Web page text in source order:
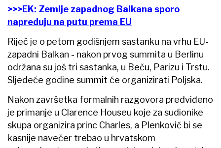
>>>EK: Zemlje zapadnog Balkana sporo
napreduju na putu prema EU
Riječ je o petom godišnjem sastanku na vrhu EU-
zapadni Balkan - nakon prvog summita u Berlinu
održana su još tri sastanka, u Beču, Parizu i Trstu.
Sljedeće godine summit će organizirati Poljska.
Nakon završetka formalnih razgovora predviđeno
je primanje u Clarence Houseu koje za sudionike
skupa organizira princ Charles, a Plenković bi se
kasnije navečer trebao u hrvatskom